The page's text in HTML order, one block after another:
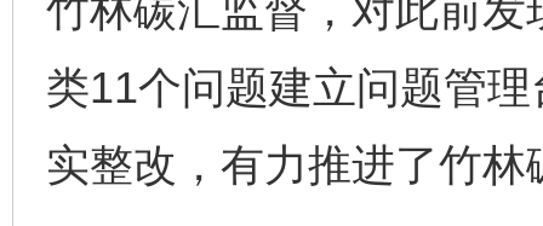
竹林碳汇监督，对此前
类11个问题建立问题管
实整改，有力推进了竹